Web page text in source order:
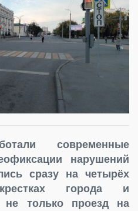
современные
нарушений
сразу на четырёх
города и
только проезд на